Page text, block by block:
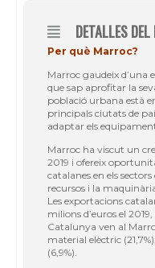
DETALLES DEL
Per què Marroc?
Marroc gaudeix d’una
que sap aprofitar la
població urbana està
principals ciutats de
adaptar els
Marroc ha viscut un
2019 i ofereix
catalanes en els sectors
recursos i la
Les exportacions
milions d’euros el
Catalunya ven al
material elèctric
(6,9%).